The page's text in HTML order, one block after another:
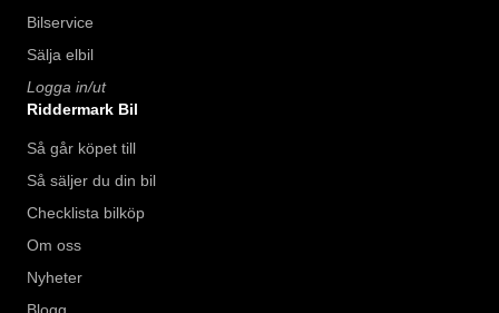
Bilservice
Sälja elbil
Logga in/ut
Riddermark Bil
Så går köpet till
Så säljer du din bil
Checklista bilköp
Om oss
Nyheter